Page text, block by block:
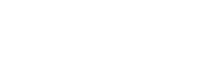
'펄펄'…기상청 "태풍 지나며 폭염 잠시 꺾인다"